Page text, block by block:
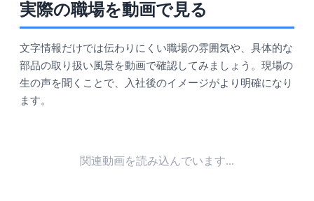
実際の職場を動画で見る
文字情報だけでは伝わりにくい職場の雰囲気や、具体的な
部品の取り扱い風景を動画で確認してみましょう。現場の
生の声を聞くことで、入社後のイメージがより明確になり
ます。
関連動画を読み込んでいます...